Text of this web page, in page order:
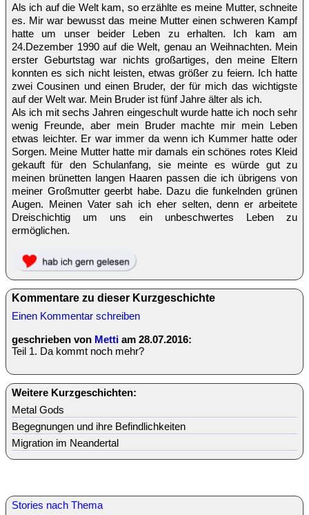
Als ich auf die Welt kam, so erzählte es meine Mutter, schneite
es. Mir war bewusst das meine Mutter einen schweren Kampf
hatte um unser beider Leben zu erhalten. Ich kam am
24.Dezember 1990 auf die Welt, genau an Weihnachten. Mein
erster Geburtstag war nichts großartiges, den meine Eltern
konnten es sich nicht leisten, etwas größer zu feiern. Ich hatte
zwei Cousinen und einen Bruder, der für mich das wichtigste
auf der Welt war. Mein Bruder ist fünf Jahre älter als ich.
Als ich mit sechs Jahren eingeschult wurde hatte ich noch sehr
wenig Freunde, aber mein Bruder machte mir mein Leben
etwas leichter. Er war immer da wenn ich Kummer hatte oder
Sorgen. Meine Mutter hatte mir damals ein schönes rotes Kleid
gekauft für den Schulanfang, sie meinte es würde gut zu
meinen brünetten langen Haaren passen die ich übrigens von
meiner Großmutter geerbt habe. Dazu die funkelnden grünen
Augen. Meinen Vater sah ich eher selten, denn er arbeitete
Dreischichtig um uns ein unbeschwertes Leben zu
ermöglichen.
Kommentare zu dieser Kurzgeschichte
Einen Kommentar schreiben
geschrieben von Metti am 28.07.2016:
Teil 1. Da kommt noch mehr?
Weitere Kurzgeschichten:
Metal Gods
Begegnungen und ihre Befindlichkeiten
Migration im Neandertal
Stories nach Thema